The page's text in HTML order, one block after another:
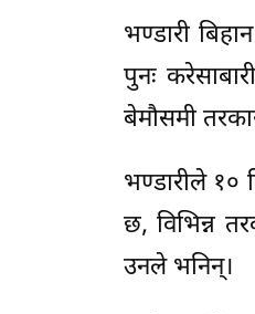
भण्डारी
पुनः
बेमौसमी
भण्डारीले १०
छ, विभिन्न
उनले भनिन्।